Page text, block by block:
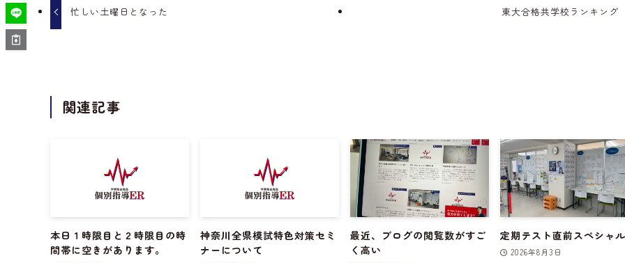
忙しい土曜日となった 東大合格共学校ランキング
関連記事
本日１時限目と２時限目の時
間帯に空きがあります。
神奈川全県模試特色対策セミ
ナーについて
最近、ブログの閲覧数がすご
く高い
定期テスト直前スペシャ
2026年8月3日